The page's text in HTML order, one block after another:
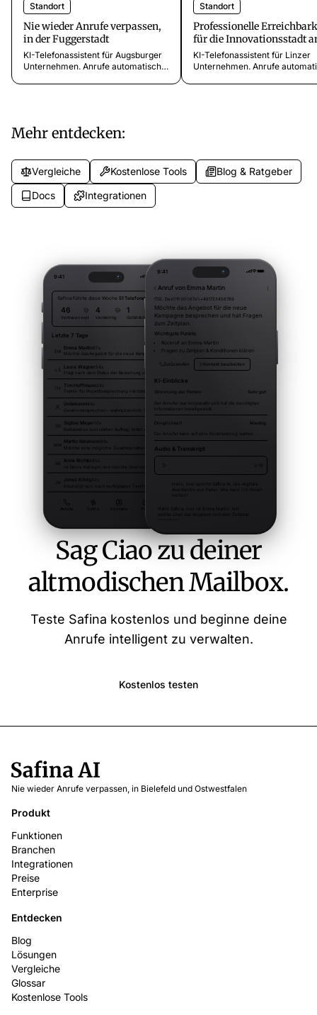
Standort
Nie wieder Anrufe verpassen,
in der Fuggerstadt
KI-Telefonassistent für Augsburger
Unternehmen. Anrufe automatisch
Standort
Professionelle
für die Innovationsstadt
Donau
KI-Telefonassistent für Linzer
Unternehmen. Anrufe
Mehr entdecken:
Vergleiche Kostenlose Tools
Blog & Ratgeber
Docs
Integrationen
Sag Ciao zu deiner
altmodischen Mailbox.
Teste Safina kostenlos und beginne deine
Anrufe intelligent zu verwalten.
Kostenlos testen
Nie wieder Anrufe verpassen, in Bielefeld und Ostwestfalen
Produkt
Funktionen
Branchen
Integrationen
Preise
Enterprise
Entdecken
Blog
Lösungen
Vergleiche
Glossar
Kostenlose Tools